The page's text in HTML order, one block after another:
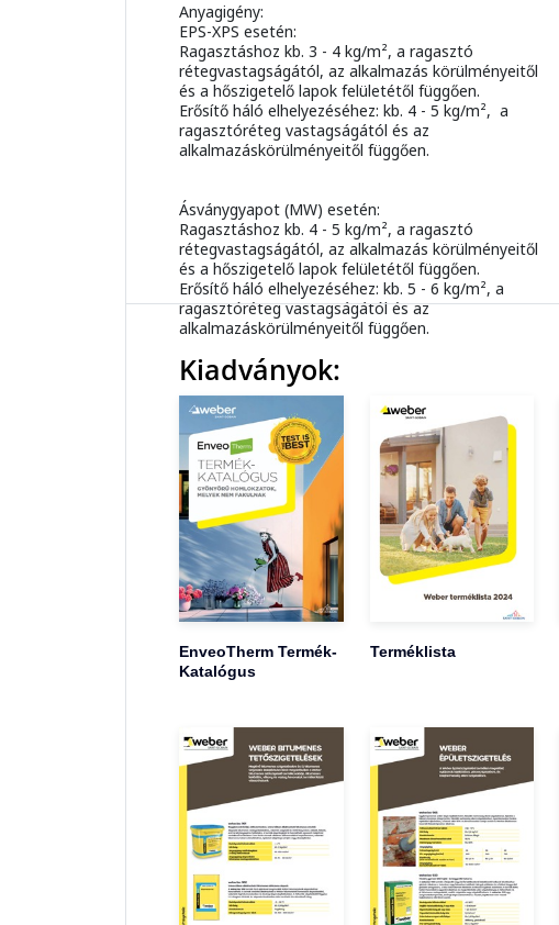
Anyagigény:
EPS-XPS esetén:
Ragasztáshoz kb. 3 - 4 kg/m², a ragasztó
rétegvastagságától, az alkalmazás körülményeitől
és a hőszigetelő lapok felületétől függően.
Erősítő háló elhelyezéséhez: kb. 4 - 5 kg/m², a
ragasztóréteg vastagságától és az
alkalmazáskörülményeitől függően.
Ásványgyapot (MW) esetén:
Ragasztáshoz kb. 4 - 5 kg/m², a ragasztó
rétegvastagságától, az alkalmazás körülményeitől
és a hőszigetelő lapok felületétől függően.
Erősítő háló elhelyezéséhez: kb. 5 - 6 kg/m², a
ragasztóréteg vastagságától és az
alkalmazáskörülményeitől függően.
Kiadványok:
EnveoTherm Termék-
Katalógus
Terméklista